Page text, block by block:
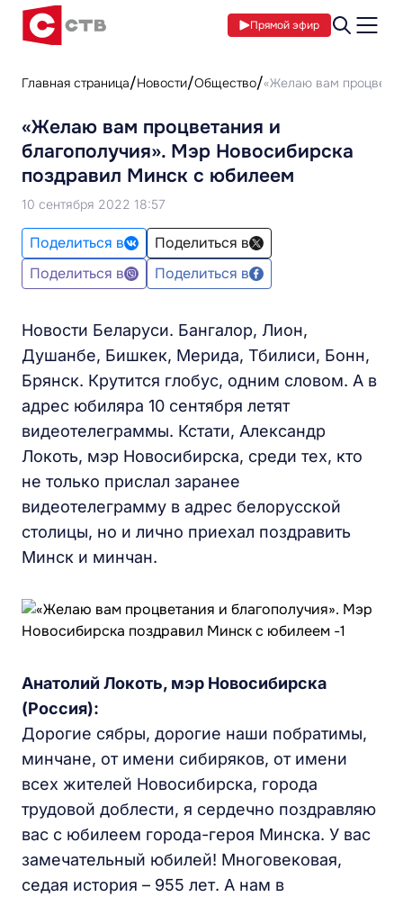
Прямой эфир
Главная страница Новости Общество «Желаю вам
«Желаю вам процветания и
благополучия». Мэр Новосибирска
поздравил Минск с юбилеем
10 сентября 2022 18:57
Поделиться в
Поделиться в
Поделиться в
Поделиться в
Новости Беларуси. Бангалор, Лион,
Душанбе, Бишкек, Мерида, Тбилиси, Бонн,
Брянск. Крутится глобус, одним словом. А в
адрес юбиляра 10 сентября летят
видеотелеграммы. Кстати, Александр
Локоть, мэр Новосибирска, среди тех, кто
не только прислал заранее
видеотелеграмму в адрес белорусской
столицы, но и лично приехал поздравить
Минск и минчан.
Анатолий Локоть, мэр Новосибирска
(Россия):
Дорогие сябры, дорогие наши побратимы,
минчане, от имени сибиряков, от имени
всех жителей Новосибирска, города
трудовой доблести, я сердечно поздравляю
вас с юбилеем города-героя Минска. У вас
замечательный юбилей! Многовековая,
седая история – 955 лет. А нам в